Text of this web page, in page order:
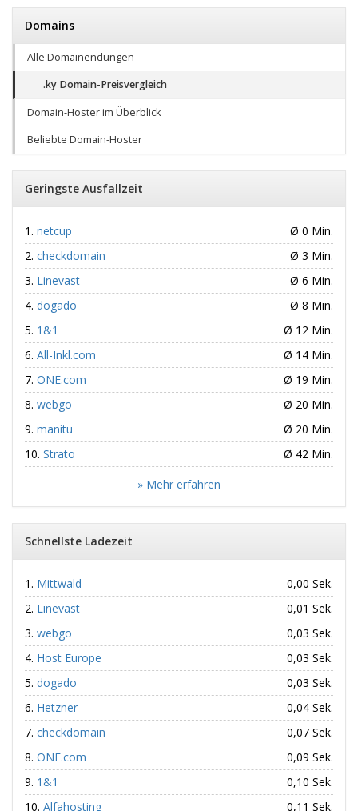
Domains
Alle Domainendungen
.ky Domain-Preisvergleich
Domain-Hoster im Überblick
Beliebte Domain-Hoster
Geringste Ausfallzeit
netcup
Ø 0 Min.
checkdomain
Ø 3 Min.
Linevast
Ø 6 Min.
dogado
Ø 8 Min.
1&1
Ø 12 Min.
All-Inkl.com
Ø 14 Min.
ONE.com
Ø 19 Min.
webgo
Ø 20 Min.
manitu
Ø 20 Min.
Strato
Ø 42 Min.
» Mehr erfahren
Schnellste Ladezeit
Mittwald
0,00 Sek.
Linevast
0,01 Sek.
webgo
0,03 Sek.
Host Europe
0,03 Sek.
dogado
0,03 Sek.
Hetzner
0,04 Sek.
checkdomain
0,07 Sek.
ONE.com
0,09 Sek.
1&1
0,10 Sek.
Alfahosting
0,11 Sek.